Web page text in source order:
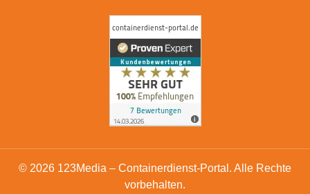
© 2026 123Media – Containerdienst-Portal. Alle Rechte
vorbehalten.